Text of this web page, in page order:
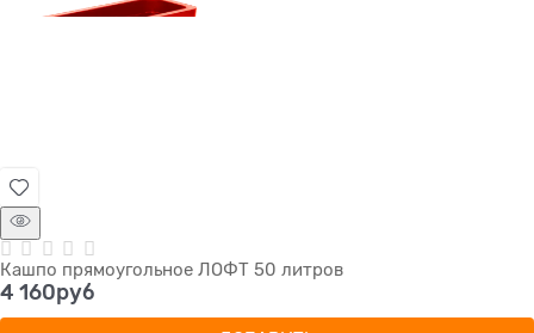
Кашпо прямоугольное ЛОФТ 50 литров
4 160руб